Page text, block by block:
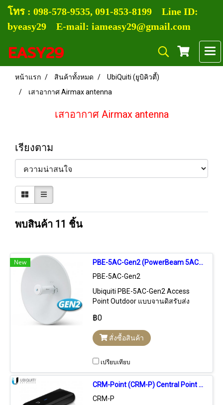
โทร : 098-578-9535, 091-853-8199 Line ID:
byeasy29 E-mail: iameasy29@gmail.com
EASY29
หน้าแรก สินค้าทั้งหมด
UbiQuiti (ยูบิคิวตี้)
เสาอากาศ Airmax antenna
เสาอากาศ Airmax antenna
เรียงตาม
พบสินค้า 11 ชิ้น
New
PBE-5AC-Gen2 (PowerBeam 5AC-Gen2) airMAX AP Outdoor 802.11ac, Freq 5GHz Hi-Speed 450+Mbps, Power 25dBm, Dish Reflector Ant 16dBi, 1-Port 10/100/1000 Ethernet
PBE-5AC-Gen2
Ubiquiti PBE-5AC-Gen2 Access
Point Outdoor แบบจานดิสรับส่ง
รองรับการทำไวเลส Point-to-point
และ Point-to-Multipoint มาตรฐาน
802.11ac ความเร็ว 450+Mbps
(316mW) เสาอากาศแบบจานดิส
25dBi มี 1 พอร์ต 10/100/1000Mbps
Ethernet มาพร้อม PoE Adapter
24V/0.5A, วัสดุพลาสติก Outdoor UV
Stabilized ป้องกันแสงแดดและน้ำฝน
฿0
สั่งซื้อสินค้า
เปรียบเทียบ
CRM-Point (CRM-P) Central Point for management airMAX and airMAX ac Network, Plug and Play Installation
CRM-P